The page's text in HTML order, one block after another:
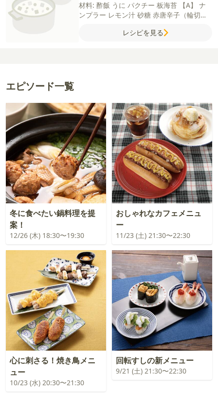
材料: 酢飯 うに パクチー 板海苔 【A】 ナ
ンプラー レモン汁 砂糖 赤唐辛子（輪切
レシピを見る
エピソード一覧
冬に食べたい鍋料理を提
案！
12/26 (木) 18:30〜19:30
おしゃれなカフェメニュ
ー
11/23 (土) 21:30〜22:30
心に刺さる！焼き鳥メニ
ュー
10/23 (水) 20:30〜21:30
回転すしの新メニュー
9/21 (土) 21:30〜22:30